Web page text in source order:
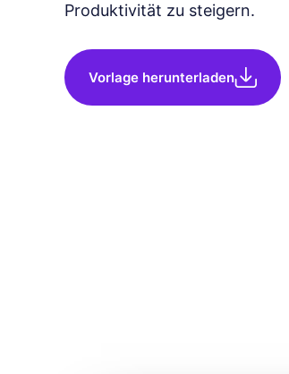
Produktivität zu steigern.
Vorlage herunterladen